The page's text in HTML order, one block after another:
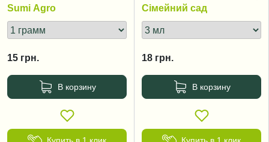
Sumi Agro
15 грн.
В корзину
Купить в 1 клик
Сімейний сад
18 грн.
В корзину
Купить в 1 клик